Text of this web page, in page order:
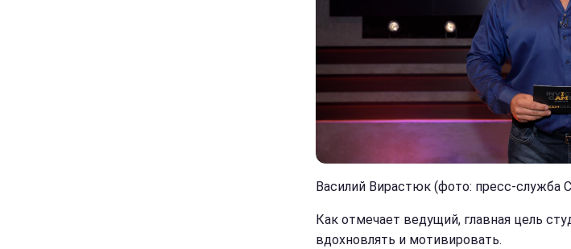
Василий Вирастюк (фото: пресс-служба
Как отмечает ведущий, главная цель
вдохновлять и мотивировать.